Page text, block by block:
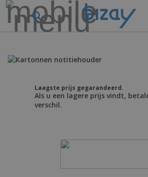
Laagste prijs gegarandeerd.
Als u een lagere prijs vindt,
verschil.